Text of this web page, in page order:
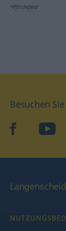
*Pflichtfeld
Besuchen
facebook